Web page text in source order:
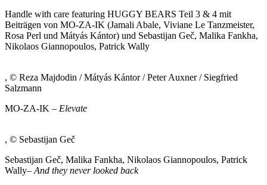
Handle with care featuring HUGGY BEARS Teil 3 & 4 mit
Beiträgen von MO-ZA-IK (Jamali Abale, Viviane Le Tanzmeister,
Rosa Perl und Mátyás Kántor) und Sebastijan Geč, Malika Fankha,
Nikolaos Giannopoulos, Patrick Wally
, © Reza Majdodin / Mátyás Kántor / Peter Auxner / Siegfried
Salzmann
MO-ZA-IK – Elevate
, © Sebastijan Geč
Sebastijan Geč, Malika Fankha, Nikolaos Giannopoulos, Patrick
Wally– And they never looked back